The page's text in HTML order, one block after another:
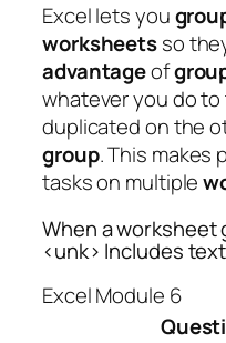
Excel lets you
worksheetsso
advantageof
whatever you do
duplicated on the
group. This makes
tasks on multiple
When a worksheet
<unk> Includes
Excel Module 6